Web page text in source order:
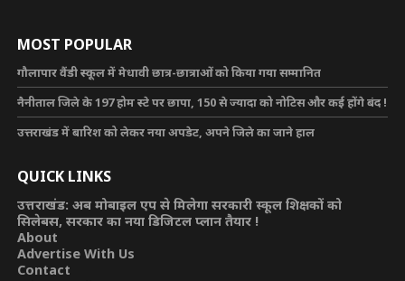
MOST POPULAR
गौलापार वैंडी स्कूल में मेधावी छात्र-छात्राओं को किया गया सम्मानित
नैनीताल जिले के 197 होम स्टे पर छापा, 150 से ज्यादा को नोटिस और कई होंगे बंद !
उत्तराखंड में बारिश को लेकर नया अपडेट, अपने जिले का जाने हाल
QUICK LINKS
उत्तराखंड: अब मोबाइल एप से मिलेगा सरकारी स्कूल शिक्षकों को
सिलेबस, सरकार का नया डिजिटल प्लान तैयार !
About
Advertise With Us
Contact